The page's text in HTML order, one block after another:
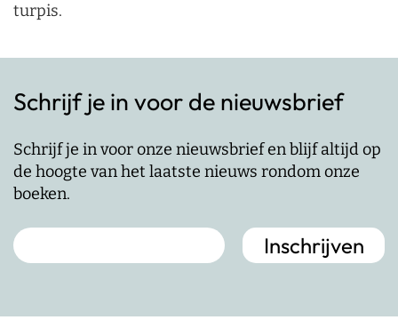
turpis.
Schrijf je in voor de nieuwsbrief
Schrijf je in voor onze nieuwsbrief en blijf altijd op
de hoogte van het laatste nieuws rondom onze
boeken.